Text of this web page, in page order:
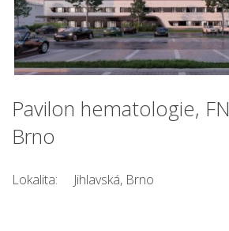
Pavilon hematologie, FN
Brno
Lokalita: Jihlavská, Brno